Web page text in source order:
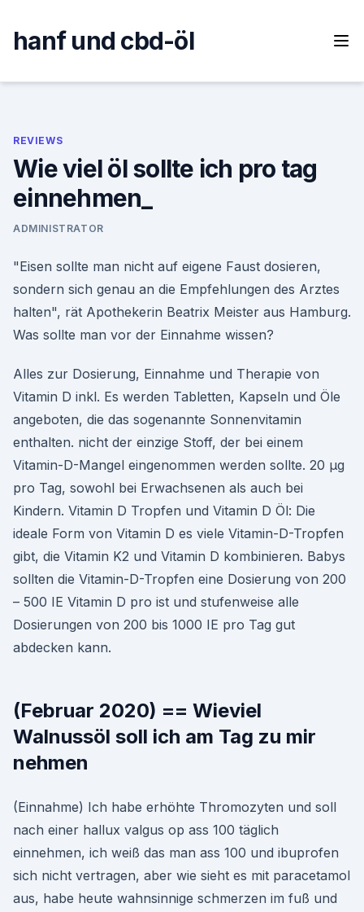
content
hanf und cbd-öl
REVIEWS
Wie viel öl sollte ich pro tag
einnehmen_
ADMINISTRATOR
"Eisen sollte man nicht auf eigene Faust dosieren,
sondern sich genau an die Empfehlungen des Arztes
halten", rät Apothekerin Beatrix Meister aus Hamburg.
Was sollte man vor der Einnahme wissen?
Alles zur Dosierung, Einnahme und Therapie von
Vitamin D inkl. Es werden Tabletten, Kapseln und Öle
angeboten, die das sogenannte Sonnenvitamin
enthalten. nicht der einzige Stoff, der bei einem
Vitamin-D-Mangel eingenommen werden sollte. 20 µg
pro Tag, sowohl bei Erwachsenen als auch bei
Kindern. Vitamin D Tropfen und Vitamin D Öl: Die
ideale Form von Vitamin D es viele Vitamin-D-Tropfen
gibt, die Vitamin K2 und Vitamin D kombinieren. Babys
sollten die Vitamin-D-Tropfen eine Dosierung von 200
– 500 IE Vitamin D pro ist und stufenweise alle
Dosierungen von 200 bis 1000 IE pro Tag gut
abdecken kann.
(Februar 2020) == Wieviel
Walnussöl soll ich am Tag zu mir
nehmen
(Einnahme) Ich habe erhöhte Thromozyten und soll
nach einer hallux valgus op ass 100 täglich
einnehmen, ich weiß das man ass 100 und ibuprofen
sich nicht vertragen, aber wie sieht es mit paracetamol
aus, habe heute wahnsinnige schmerzen im fuß und